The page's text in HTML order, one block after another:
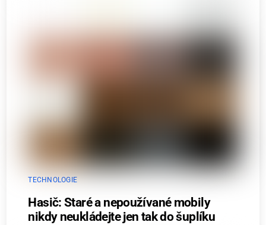
TECHNOLOGIE
Hasič: Staré a nepoužívané mobily
nikdy neukládejte jen tak do šuplíku